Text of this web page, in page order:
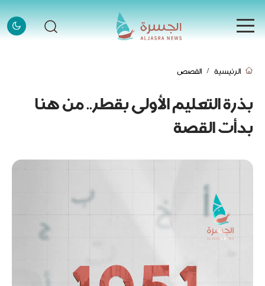
الرئيسية
الأخبار
الأخبار
إنفوجرافيك
قصص
فيديو
قادة وملهمون
قادة وملهمون
الرئيسية القصص
بذرة التعليم الأولى بقطر.. من هنا
بدأت القصة